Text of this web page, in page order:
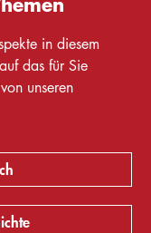
in diesem
das für Sie
unseren